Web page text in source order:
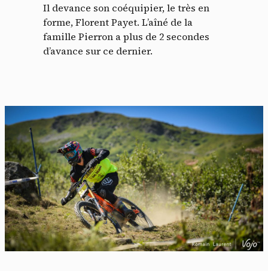
Il devance son coéquipier, le très en
forme, Florent Payet. L’aîné de la
famille Pierron a plus de 2 secondes
d’avance sur ce dernier.